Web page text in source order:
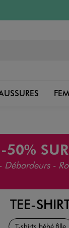
-50%
Débardeurs -
TEE-